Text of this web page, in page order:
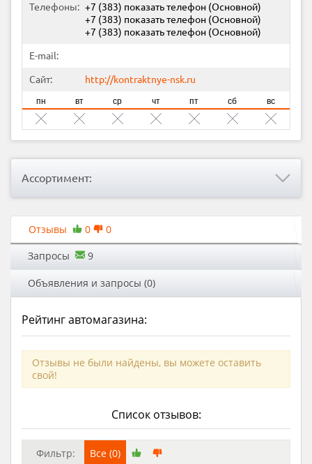
Телефоны: +7 (383) показать телефон (Основной)
+7 (383) показать телефон (Основной)
+7 (383) показать телефон (Основной)
E-mail:
Сайт: http://kontraktnye-nsk.ru
пн вт ср чт пт сб вс
Ассортимент:
Отзывы 0 0
Запросы 9
Объявления и запросы (0)
Рейтинг автомагазина:
Отзывы не были найдены, вы можете оставить
свой!
Список отзывов:
Фильтр: Все (0)